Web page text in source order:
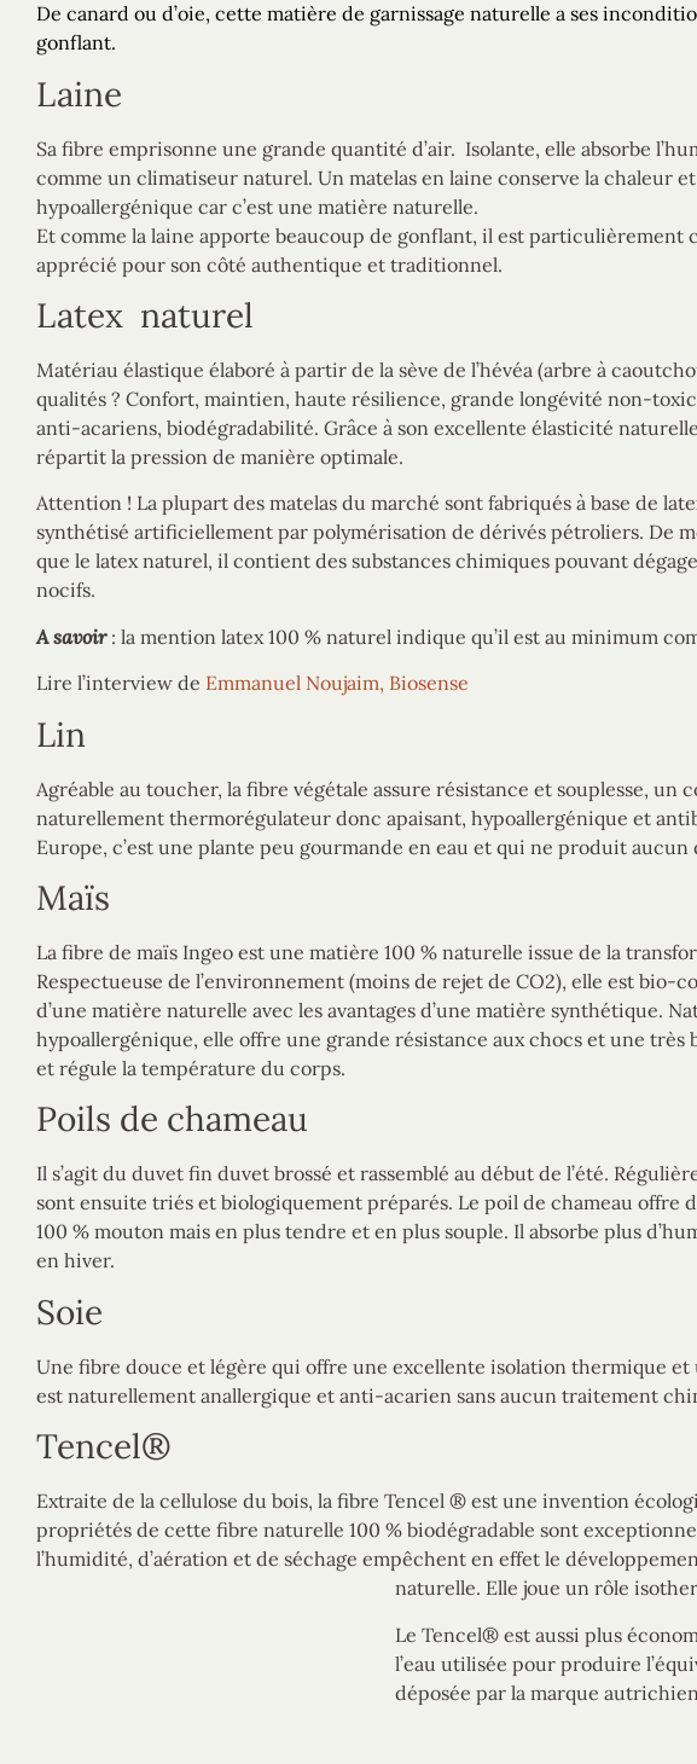
De canard ou d’oie, cette matière de garnissage naturelle a ses
gonflant.
Laine
Sa fibre emprisonne une grande quantité d’air. Isolante, elle absorbe
comme un climatiseur naturel. Un matelas en laine conserve la chaleur
hypoallergénique car c’est une matière naturelle.
Et comme la laine apporte beaucoup de gonflant, il est particulièrement
apprécié pour son côté authentique et traditionnel.
Latex naturel
Matériau élastique élaboré à partir de la sève de l’hévéa (arbre à
qualités ? Confort, maintien, haute résilience, grande longévité non-
anti-acariens, biodégradabilité. Grâce à son excellente élasticité
répartit la pression de manière optimale.
Attention ! La plupart des matelas du marché sont fabriqués à base de
synthétisé artificiellement par polymérisation de dérivés pétroliers. De
que le latex naturel, il contient des substances chimiques pouvant
nocifs.
A savoir : la mention latex 100 % naturel indique qu’il est au minimum
Lire l’interview de Emmanuel Noujaim, Biosense
Lin
Agréable au toucher, la fibre végétale assure résistance et souplesse, un
naturellement thermorégulateur donc apaisant, hypoallergénique et
Europe, c’est une plante peu gourmande en eau et qui ne produit aucun
Maïs
La fibre de maïs Ingeo est une matière 100 % naturelle issue de la
Respectueuse de l’environnement (moins de rejet de CO2), elle est bio-
d’une matière naturelle avec les avantages d’une matière synthétique.
hypoallergénique, elle offre une grande résistance aux chocs et une très
et régule la température du corps.
Poils de chameau
Il s’agit du duvet fin duvet brossé et rassemblé au début de l’été.
sont ensuite triés et biologiquement préparés. Le poil de chameau offre
100 % mouton mais en plus tendre et en plus souple. Il absorbe plus
en hiver.
Soie
Une fibre douce et légère qui offre une excellente isolation thermique
est naturellement anallergique et anti-acarien sans aucun traitement
Tencel®
Extraite de la cellulose du bois, la fibre Tencel ® est une invention
propriétés de cette fibre naturelle 100 % biodégradable sont
l’humidité, d’aération et de séchage empêchent en effet le
naturelle. Elle joue un rôle
Le Tencel® est aussi plus
l’eau utilisée pour produire
déposée par la marque